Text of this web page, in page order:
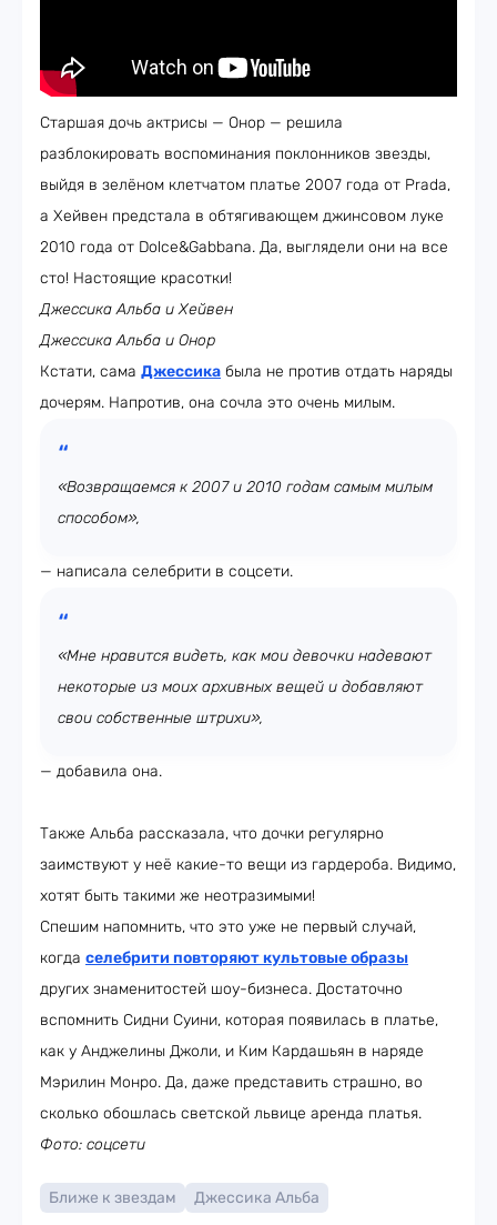
Старшая дочь актрисы — Онор — решила
разблокировать воспоминания поклонников звезды,
выйдя в зелёном клетчатом платье 2007 года от Prada,
а Хейвен предстала в обтягивающем джинсовом луке
2010 года от Dolce&Gabbana. Да, выглядели они на все
сто! Настоящие красотки!
Джессика Альба и Хейвен
Джессика Альба и Онор
Кстати, сама Джессика была не против отдать наряды
дочерям. Напротив, она сочла это очень милым.
«Возвращаемся к 2007 и 2010 годам самым милым
способом»,
— написала селебрити в соцсети.
«Мне нравится видеть, как мои девочки надевают
некоторые из моих архивных вещей и добавляют
свои собственные штрихи»,
— добавила она.
Также Альба рассказала, что дочки регулярно
заимствуют у неё какие-то вещи из гардероба. Видимо,
хотят быть такими же неотразимыми!
Спешим напомнить, что это уже не первый случай,
когда селебрити повторяют культовые образы
других знаменитостей шоу-бизнеса. Достаточно
вспомнить Сидни Суини, которая появилась в платье,
как у Анджелины Джоли, и Ким Кардашьян в наряде
Мэрилин Монро. Да, даже представить страшно, во
сколько обошлась светской львице аренда платья.
Фото: соцсети
Ближе к звездам Джессика Альба